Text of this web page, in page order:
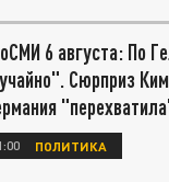
6 августа: По
Сюрприз
ПОЛИТИКА